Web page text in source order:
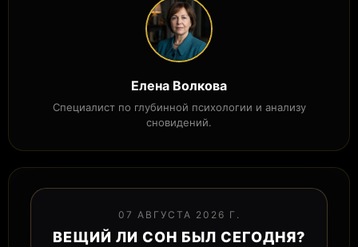
Елена Волкова
Специалист по глубинной психологии и анализу
сновидений.
07 АВГУСТА 2026 Г.
ВЕЩИЙ ЛИ СОН БЫЛ СЕГОДНЯ?